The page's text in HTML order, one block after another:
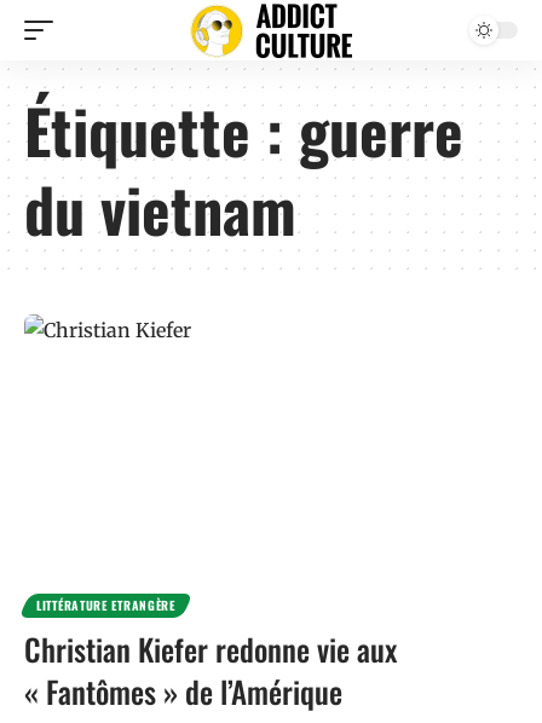
Étiquette :guerre
du vietnam
LITTÉRATURE ETRANGÈRE
Christian Kiefer redonne vie aux
« Fantômes » de l’Amérique